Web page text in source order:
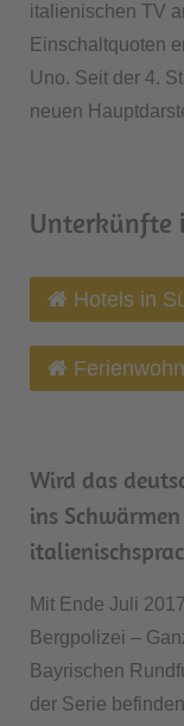
italienischen TV
Einschaltquoten
Uno. Seit der 4.
neuen
Unterkünfte
Hotels in
Wird das
ins
Mit Ende Juli
Bergpolizei –
Bayrischen
der Serie